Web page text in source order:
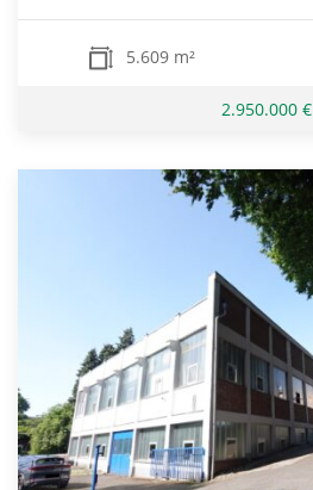
5.609 m²
2.950.000 €